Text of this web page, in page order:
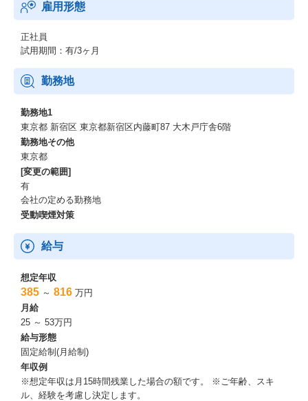
雇用形態
正社員
試用期間：有/3ヶ月
勤務地
勤務地1
東京都 新宿区 東京都新宿区内藤町87 大木戸庁舎6階
勤務地その他
東京都
[変更の範囲]
有
会社の定める勤務地
受動喫煙対策
給与
想定年収
385 ～ 816 万円
月給
25 ～ 53万円
給与形態
固定給制(月給制)
年収例
※想定年収は月15時間残業した場合の額です。 ※ご年齢、スキ
ル、経験を考慮し決定します。